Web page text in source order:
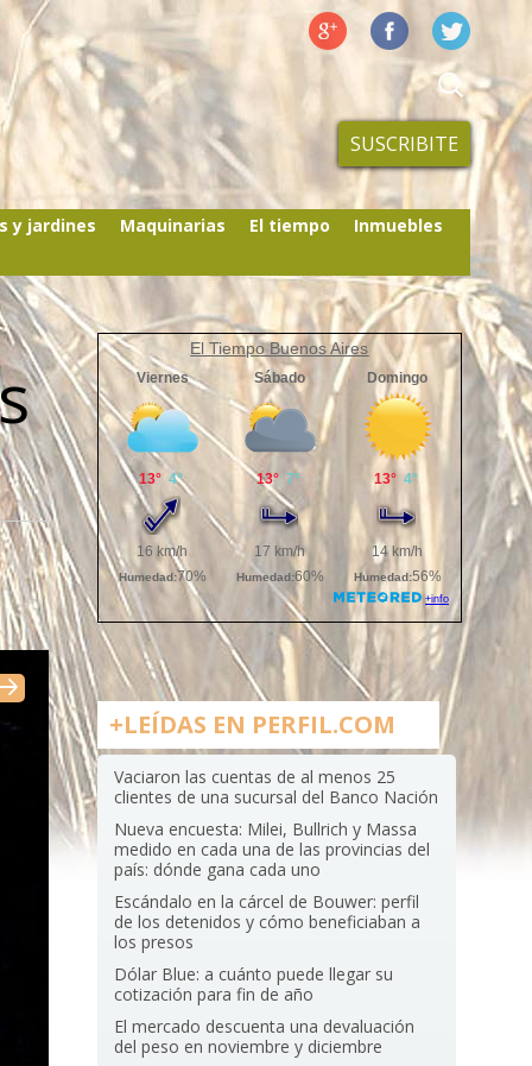
SUSCRIBITE
y jardines Maquinarias El tiempo
Inmuebles
El Tiempo Buenos Aires
+LEÍDAS EN PERFIL.COM
Vaciaron las cuentas de al menos 25
clientes de una sucursal del Banco Nación
Nueva encuesta: Milei, Bullrich y Massa
medido en cada una de las provincias del
país: dónde gana cada uno
Escándalo en la cárcel de Bouwer: perfil
de los detenidos y cómo beneficiaban a
los presos
Dólar Blue: a cuánto puede llegar su
cotización para fin de año
El mercado descuenta una devaluación
del peso en noviembre y diciembre